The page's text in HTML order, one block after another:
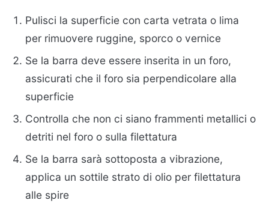
Pulisci la superficie con carta vetrata o lima
per rimuovere ruggine, sporco o vernice
Se la barra deve essere inserita in un foro,
assicurati che il foro sia perpendicolare alla
superficie
Controlla che non ci siano frammenti metallici o
detriti nel foro o sulla filettatura
Se la barra sarà sottoposta a vibrazione,
applica un sottile strato di olio per filettatura
alle spire